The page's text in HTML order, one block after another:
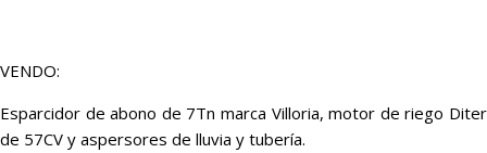
VENDO:
Esparcidor de abono de 7Tn marca Villoria, motor de riego Diter
de 57CV y aspersores de lluvia y tubería.